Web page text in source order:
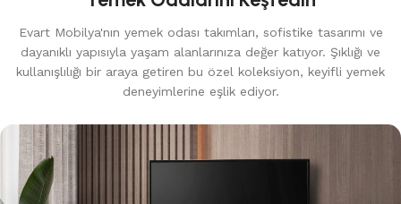
Evart Mobilya'nın yemek odası takımları, sofistike tasarımı ve
dayanıklı yapısıyla yaşam alanlarınıza değer katıyor. Şıklığı ve
kullanışlılığı bir araya getiren bu özel koleksiyon, keyifli yemek
deneyimlerine eşlik ediyor.